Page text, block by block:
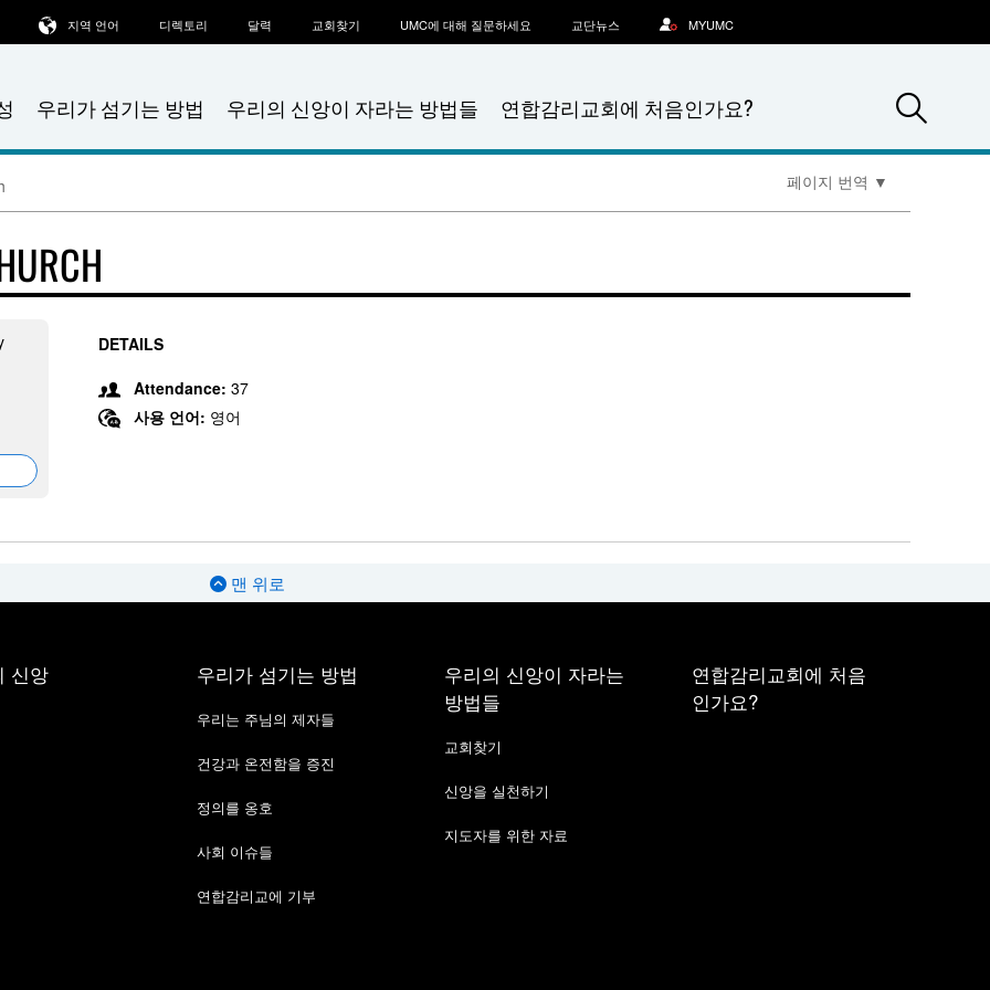
우리가 섬기는 방법 우리의 신앙이 자라는 방법들 연합감리교회에 처음인가요?
지역 언어 디렉토리 달력 교회찾기 UMC에 대해 질문하세요 교단뉴스 MYUMC
페이지 번역 ▼
DETAILS
Attendance: 37
사용 언어: 영어
맨 위로
신앙 우리가 섬기는 방법
우리는 주님의 제자들
건강과 온전함을 증진
정의를 옹호
사회 이슈들
연합감리교에 기부
우리의 신앙이 자라는
방법들
교회찾기
신앙을 실천하기
지도자를 위한 자료
연합감리교회에 처음
인가요?